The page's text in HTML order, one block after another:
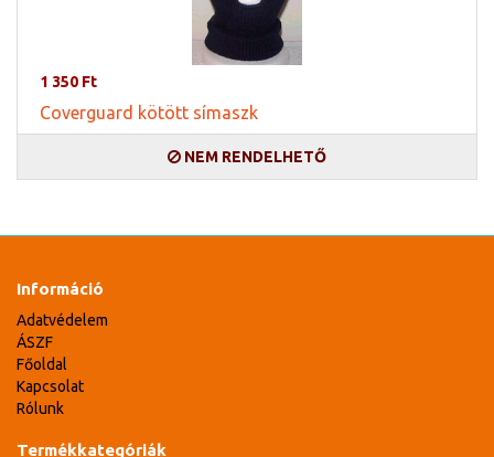
1 350 Ft
Coverguard kötött símaszk
NEM RENDELHETŐ
Információ
Adatvédelem
ÁSZF
Főoldal
Kapcsolat
Rólunk
Termékkategóriák